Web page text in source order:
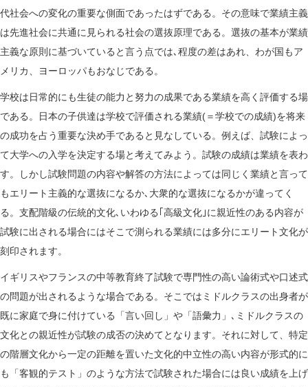
代社会への変化の重要な側面であったはずである。その意味で業績主義
は先進社会に共通に見られる社会の選抜原理である。選抜の基本が業績
主義な原則に基づいていると言う点では､程度の差はあれ、わが国もア
メリカ、ヨーロッパもおなじである。
学校は日常的にも生徒の能力と努力の成果である業績を高く評価する場
である。日本の子供達は学校で評価される業績(＝学校での成績)を将来
の成功を占う重要な決め手であると見なしている。例えば、試験によっ
て大学への入学を決定する場と考えてみよう。試験の成績は業績を表わ
す。しかし試験問題の内容や解答の方法によっては同じく業績と言って
もエリート主義的な選抜になるか､大衆的な選抜になるかが違ってく
る。支配階級の伝統的文化､いわゆる｢高級文化｣に親近性のある内容が
試験に出される場合にはそこで測られる業績には多分にエリート文化が
刻印されます。
イギリスやフランスの中等教育終了試験で専門性の高い論術式や口述式
の問題が出されるような場合である。そこではミドルクラスの出身者が
既に家庭で身に付けている「言い回し」や「語彙力」､ミドルクラスの
文化との親近性が試験の成否の決めてとなります。それに対して、特定
の階層文化から一定の距離を置いた文化的中立性の高い内容が形式的に
も「客観的テスト」のような方法で試験された場合には良い成績を上げ